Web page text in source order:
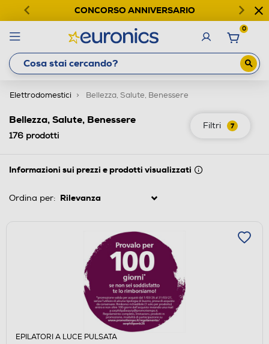
CONCORSO ANNIVERSARIO
0
Elettrodomestici Bellezza, Salute, Benessere
Filtri 7
Bellezza, Salute, Benessere
176 prodotti
Informazioni sui prezzi e prodotti visualizzati
Ordina per:
EPILATORI A LUCE PULSATA